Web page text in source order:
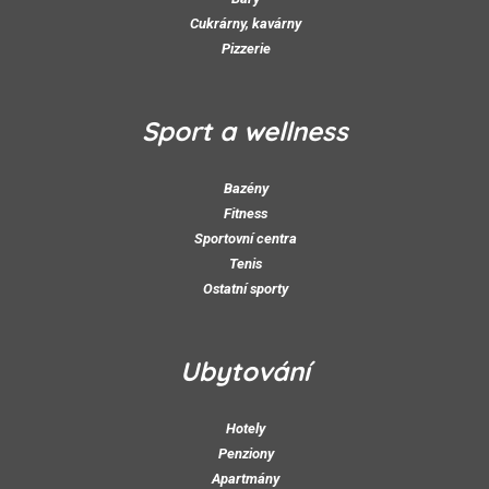
Cukrárny, kavárny
Pizzerie
Sport a wellness
Bazény
Fitness
Sportovní centra
Tenis
Ostatní sporty
Ubytování
Hotely
Penziony
Apartmány